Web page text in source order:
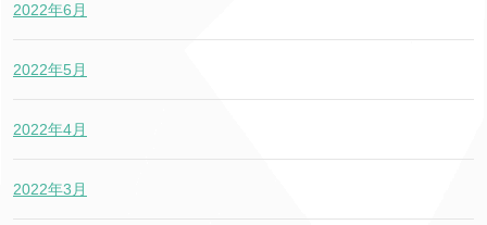
2022年6月
2022年5月
2022年4月
2022年3月